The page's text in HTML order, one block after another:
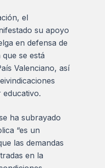
el
su apoyo
en defensa de
se está
Valenciano, así
educativo.
ha subrayado
“es un
las demandas
en la